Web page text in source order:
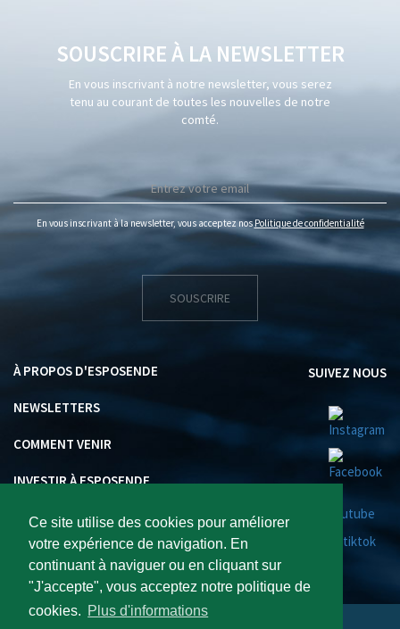
Ce site utilise des cookies pour améliorer
votre expérience de navigation. En
continuant à naviguer ou en cliquant sur
"J'accepte", vous acceptez notre politique de
cookies. Plus d'informations
SOUSCRIRE À LA NEWSLETTER
En vous inscrivant à notre newsletter, vous serez
tenu au courant de toutes les nouvelles de notre
comté.
En vous inscrivant à la newsletter, vous acceptez nosPolitique de confidentialité
SOUSCRIRE
À PROPOS D'ESPOSENDE
NEWSLETTERS
COMMENT VENIR
INVESTIR À ESPOSENDE
SUIVEZ NOUS